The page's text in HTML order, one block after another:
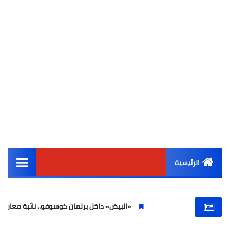
الرئيسية
أخبار مصر
«البيض» داخل برلمان كوسوفو.. نائبة معارضة تهاجم